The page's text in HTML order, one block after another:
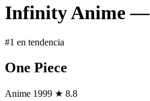
Infinity Anime —
#1 en tendencia
One Piece
Anime 1999 ★ 8.8